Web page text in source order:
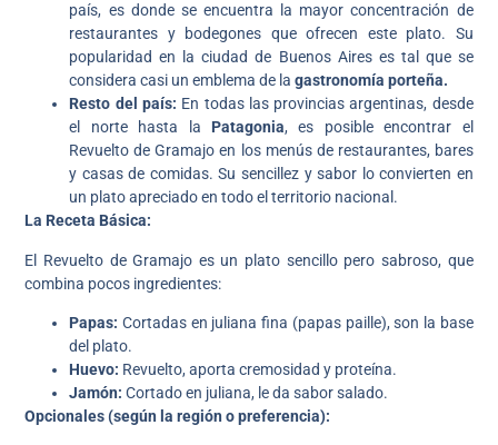
país, es donde se encuentra la mayor concentración de
restaurantes y bodegones que ofrecen este plato. Su
popularidad en la ciudad de Buenos Aires es tal que se
considera casi un emblema de la gastronomía porteña.
Resto del país: En todas las provincias argentinas, desde
el norte hasta la Patagonia, es posible encontrar el
Revuelto de Gramajo en los menús de restaurantes, bares
y casas de comidas. Su sencillez y sabor lo convierten en
un plato apreciado en todo el territorio nacional.
La Receta Básica:
El Revuelto de Gramajo es un plato sencillo pero sabroso, que
combina pocos ingredientes:
Papas: Cortadas en juliana fina (papas paille), son la base
del plato.
Huevo: Revuelto, aporta cremosidad y proteína.
Jamón: Cortado en juliana, le da sabor salado.
Opcionales (según la región o preferencia):